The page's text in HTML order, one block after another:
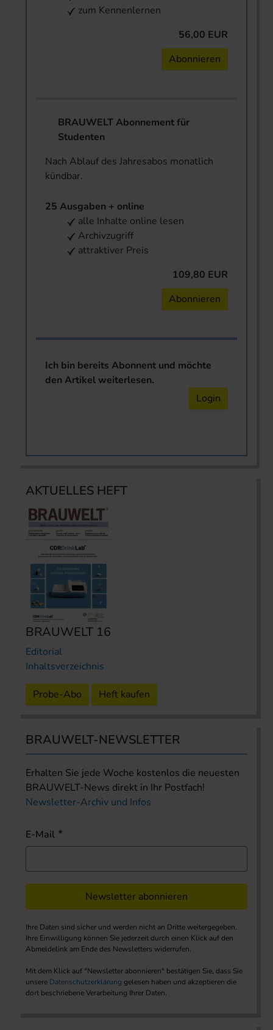
zum Kennenlernen
56,00 EUR
Abonnieren
BRAUWELT Abonnement für
Studenten
Nach Ablauf des Jahresabos monatlich
kündbar.
25 Ausgaben + online
alle Inhalte online lesen
Archivzugriff
attraktiver Preis
109,80 EUR
Abonnieren
Ich bin bereits Abonnent und möchte
den Artikel weiterlesen.
Login
AKTUELLES HEFT
BRAUWELT 16
Editorial
Inhaltsverzeichnis
Probe-Abo Heft kaufen
BRAUWELT-NEWSLETTER
Erhalten Sie jede Woche kostenlos die neuesten
BRAUWELT-News direkt in Ihr Postfach!
Newsletter-Archiv und Infos
E-Mail
Newsletter abonnieren
Ihre Daten sind sicher und werden nicht an Dritte weitergegeben.
Ihre Einwilligung können Sie jederzeit durch einen Klick auf den
Abmeldelink am Ende des Newsletters widerrufen.
Mit dem Klick auf "Newsletter abonnieren" bestätigen Sie, dass Sie
unsere Datenschutzerklärung gelesen haben und akzeptieren die
dort beschriebene Verarbeitung Ihrer Daten.